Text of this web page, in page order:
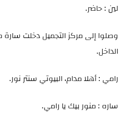
لين : حاضر.
وصلوا إلى مركز التجميل دخلت سارة
الداخل.
رامي : أهلا مدام، البيوتي سنتر نور.
ساره : منور بيك يا رامي.